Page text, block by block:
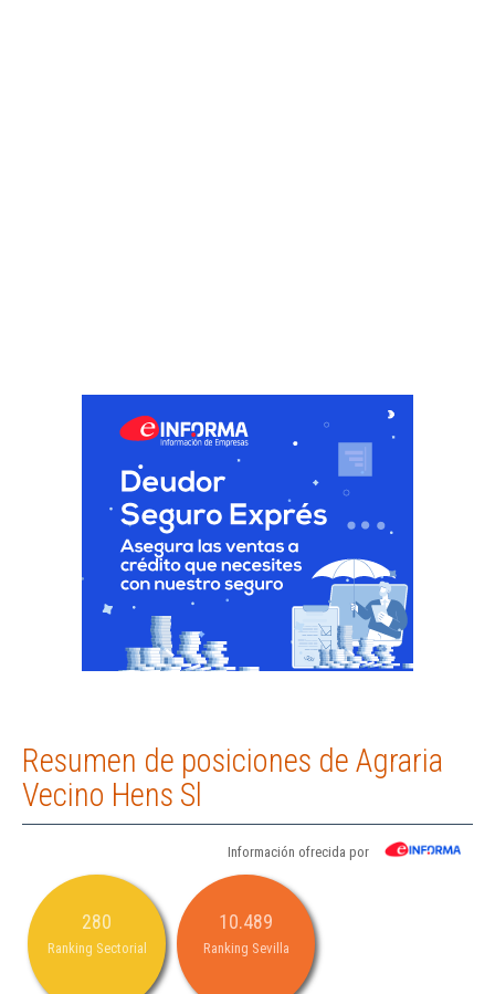
Resumen de posiciones de Agraria
Vecino Hens Sl
Información ofrecida por
280
Ranking Sectorial
10.489
Ranking Sevilla